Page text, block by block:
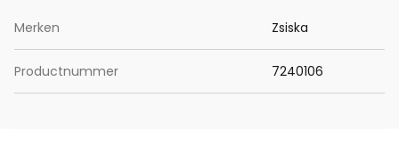
ontwikkeld om ervoor te zorgen dat uw geliefde sieraden
jaren meegaan.
Merken Zsiska
Productnummer 7240106